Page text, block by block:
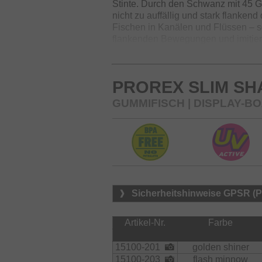
Stinte. Durch den Schwanz mit 45
nicht zu auffällig und stark
Fischen in Kanälen und Flüssen –
flankenden Bewegungen und
und die Strömung minimiert wird.
Hechte und Barsche überzeugt!
Erhältlich in 4 Größen – 7.5, 10.5,
PROREX SLIM
GUMMIFISCH | DISPLAY-
Sicherheitshinweise GPSR
Artikel-Nr. Farbe
15100-201 golden shiner
15100-203
flash minnow